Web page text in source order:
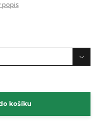
popis
košíku